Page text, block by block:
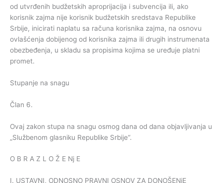
od utvrđenih budžetskih aproprijacija i subvencija ili, ako
korisnik zajma nije korisnik budžetskih sredstava Republike
Srbije, inicirati naplatu sa računa korisnika zajma, na osnovu
ovlašćenja dobijenog od korisnika zajma ili drugih instrumenata
obezbeđenja, u skladu sa propisima kojima se uređuje platni
promet.
Stupanje na snagu
Član 6.
Ovaj zakon stupa na snagu osmog dana od dana objavljivanja u
„Službenom glasniku Republike Srbije“.
O B R A Z L O Ž E Nj E
I. USTAVNI, ODNOSNO PRAVNI OSNOV ZA DONOŠENjE